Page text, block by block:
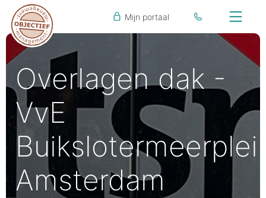
Mijn portaal
Overlagen dak -
VvE
Amsterdam